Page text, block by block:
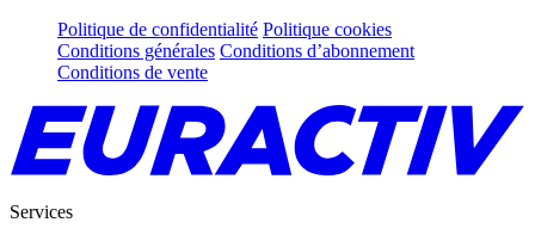
Politique de confidentialité Politique cookies
Conditions générales Conditions d’abonnement
Conditions de vente
Services